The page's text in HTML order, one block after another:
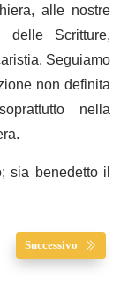
alle nostre
Scritture,
Seguiamo
non definita
nella
sia benedetto il
Successivo